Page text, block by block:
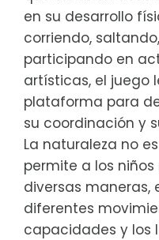
en su desarrollo
corriendo,
participando en
artísticas, el juego
plataforma para
su coordinación y
La naturaleza no
permite a los
diversas maneras,
diferentes
capacidades y los